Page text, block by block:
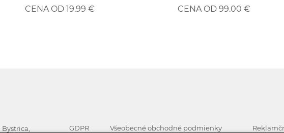
CENA OD 19.99 €
CENA OD 99.00 €
GDPR Všeobecné obchodné podmienky